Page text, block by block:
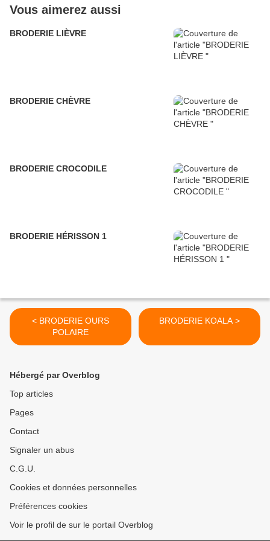
Vous aimerez aussi
BRODERIE LIÈVRE
BRODERIE CHÈVRE
BRODERIE CROCODILE
BRODERIE HÉRISSON 1
< BRODERIE OURS
POLAIRE
BRODERIE KOALA >
Hébergé par Overblog
Top articles
Pages
Contact
Signaler un abus
C.G.U.
Cookies et données personnelles
Préférences cookies
Voir le profil de sur le portail Overblog